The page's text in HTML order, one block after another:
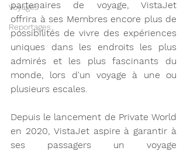
Voyages
Reportages
partenaires de voyage, VistaJet
offrira à ses Membres encore plus de
possibilités de vivre des expériences
uniques dans les endroits les plus
admirés et les plus fascinants du
monde, lors d'un voyage à une ou
plusieurs escales.
Depuis le lancement de Private World
en 2020, VistaJet aspire à garantir à
ses passagers un voyage